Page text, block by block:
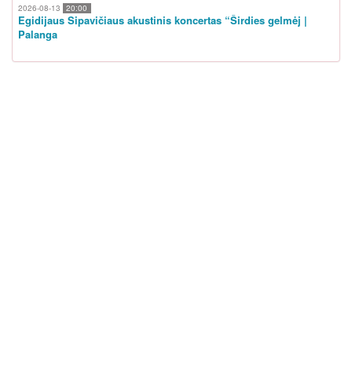
2026-08-13 20:00
Egidijaus Sipavičiaus akustinis koncertas “Širdies gelmėj |
Palanga